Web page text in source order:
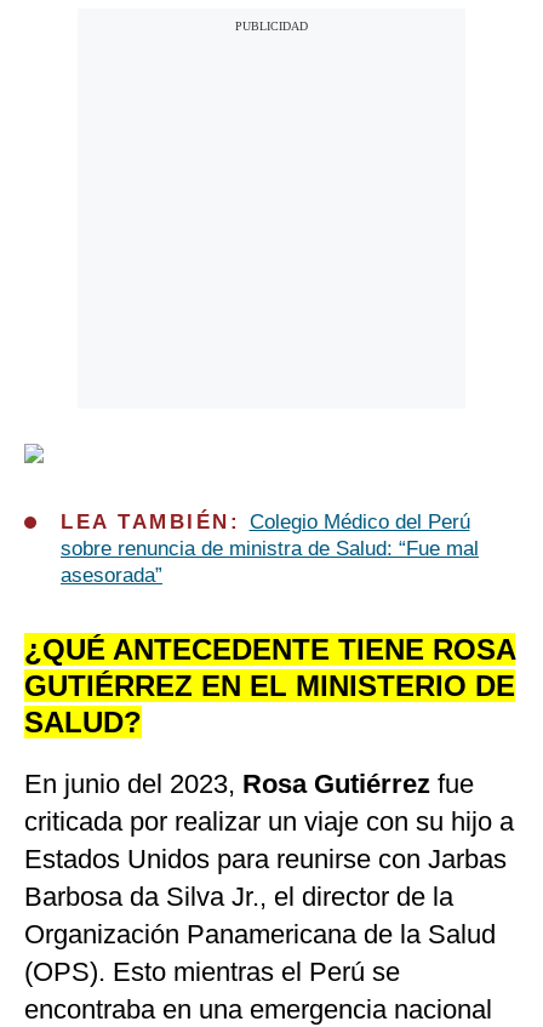
LEA TAMBIÉN: Colegio Médico del Perú
sobre renuncia de ministra de Salud: “Fue mal
asesorada”
¿QUÉ ANTECEDENTE TIENE ROSA
GUTIÉRREZ EN EL MINISTERIO DE
SALUD?
En junio del 2023, Rosa Gutiérrez fue
criticada por realizar un viaje con su hijo a
Estados Unidos para reunirse con Jarbas
Barbosa da Silva Jr., el director de la
Organización Panamericana de la Salud
(OPS). Esto mientras el Perú se
encontraba en una emergencia nacional